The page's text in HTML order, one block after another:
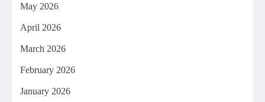
May 2026
April 2026
March 2026
February 2026
January 2026